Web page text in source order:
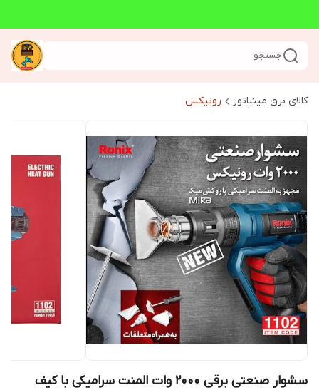
جستجو
کالای برق مینیاتور رونیکس
سشوار صنعتی برقی 2000 وات المنت سرامیکی با کیف